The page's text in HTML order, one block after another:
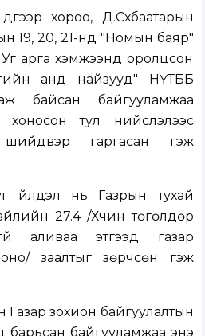
хороо, Д.Сүхбаатарын
19, 20, 21-нд "Номын баяр"
арга хэмжээнд оролцсон
анд найзууд" НҮТББ
байсан байгууламжаа
хоносон тул нийслэлээс
шийдвэр гаргасан гэж
үйлдэл нь Газрын тухай
27.4 /Хүчин төгөлдөр
аливаа этгээд газар
заалтыг зөрчсөн гэж
зохион байгуулалтын
барьсан байгууламжаа энэ